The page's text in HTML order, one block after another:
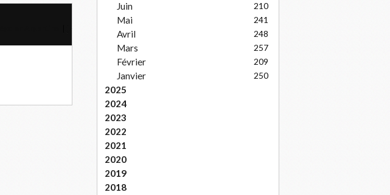
Juin 210
Mai 241
Avril 248
Mars 257
Février 209
Janvier 250
2025
2024
2023
2022
2021
2020
2019
2018